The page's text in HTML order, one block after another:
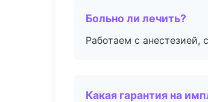
Больно ли лечить?
Работаем с анестезией,
Какая гарантия на